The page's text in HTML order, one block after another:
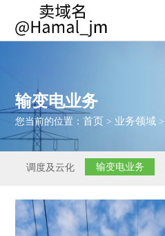
输变电业务
您当前的位置：首页 > 业务领域 >
调度及云化 输变电业务